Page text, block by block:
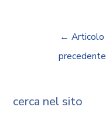
← Articolo
precedente
cerca nel sito